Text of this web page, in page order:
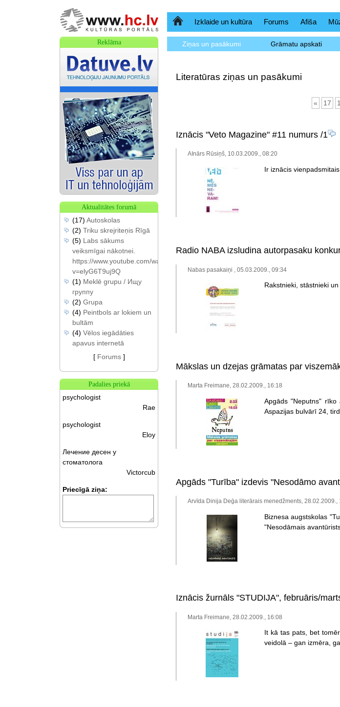
SākumlapaIzklaide un kultūra Forums Afiša
Ziņas un pasākumi Grāmatu apskati
Literatūras ziņas un pasākumi
« 17
Iznācis "Veto Magazine" #11 numurs/1
AInārs Rūsiņš, 10.03.2009., 08:20
Ir iznācis
Radio NABA izsludina autorpasaku
Nabas pasakaiņi , 05.03.2009., 09:34
Rakstnieki, stāstnieki
Mākslas un dzejas grāmatas par
Marta Freimane, 28.02.2009., 16:18
Apgāds "Neputns"
Aspazijas bulvārī 24,
Apgāds "Turība" izdevis "Nesodāmo
Arvīda Dinija Deģa literārais menedžments, 28.02.2009.,
Biznesa augstskolas
"Nesodāmais
Iznācis žurnāls "STUDIJA", februāris/
Marta Freimane, 28.02.2009., 16:08
It kā tas pats, bet
veidolā – gan izmēra,
Reklāma
Aktualitātes forumā
(17) Autoskolas
(2) Triku skrejriteņis Rīgā
(5) Labs sākums
veiksmīgai nākotnei.
https://www.youtube.com/watch?
v=elyG6T9uj9Q
(1) Meklē grupu / Ищу
группу
(2) Grupa
(4) Peintbols ar lokiem un
bultām
(4) Vēlos iegādāties
apavus internetā
[ Forums]
Padalies priekā
psychologist
Rae
psychologist
Eloy
Лечение десен у
стоматолога
Victorcub
Priecīgā ziņa: